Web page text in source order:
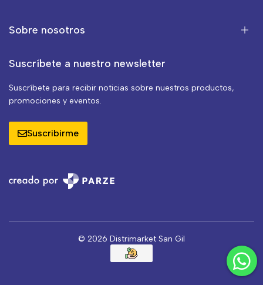
Sobre nosotros
Suscríbete a nuestro newsletter
Suscríbete para recibir noticias sobre nuestros productos,
promociones y eventos.
Suscribirme
© 2026 Distrimarket San Gil